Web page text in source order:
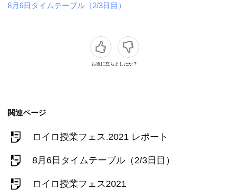
8月6日タイムテーブル（2/3日目）
お役に立ちましたか？
関連ページ
ロイロ授業フェス.2021 レポート
8月6日タイムテーブル（2/3日目）
ロイロ授業フェス2021